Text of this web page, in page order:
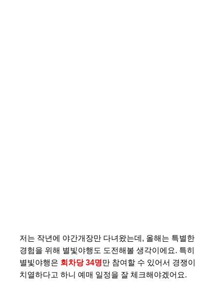
저는 작년에 야간개장만 다녀왔는데, 올해는 특별한
경험을 위해 별빛야행도 도전해볼 생각이에요. 특히
별빛야행은 회차당 34명만 참여할 수 있어서 경쟁이
치열하다고 하니 예매 일정을 잘 체크해야겠어요.